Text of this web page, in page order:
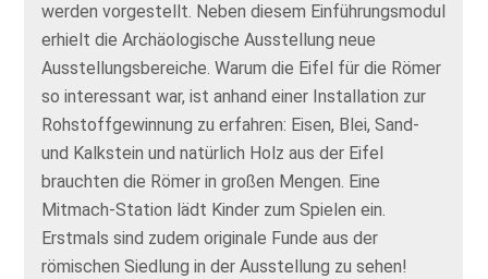
werden vorgestellt. Neben diesem Einführungsmodul
erhielt die Archäologische Ausstellung neue
Ausstellungsbereiche. Warum die Eifel für die Römer
so interessant war, ist anhand einer Installation zur
Rohstoffgewinnung zu erfahren: Eisen, Blei, Sand-
und Kalkstein und natürlich Holz aus der Eifel
brauchten die Römer in großen Mengen. Eine
Mitmach-Station lädt Kinder zum Spielen ein.
Erstmals sind zudem originale Funde aus der
römischen Siedlung in der Ausstellung zu sehen!